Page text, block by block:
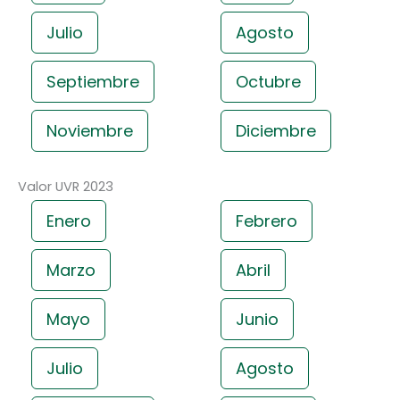
Julio Agosto
Septiembre Octubre
Noviembre Diciembre
Valor UVR 2023
Enero Febrero
Marzo Abril
Mayo Junio
Julio Agosto